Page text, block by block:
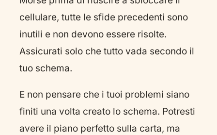
cellulare, tutte le sfide precedenti sono
inutili e non devono essere risolte.
Assicurati solo che tutto vada secondo il
tuo schema.
E non pensare che i tuoi problemi siano
finiti una volta creato lo schema. Potresti
avere il piano perfetto sulla carta, ma